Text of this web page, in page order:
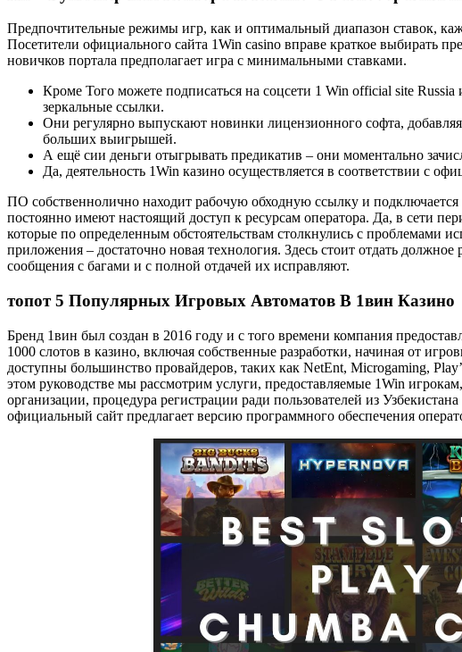
Предпочтительные режимы игр, как и оптимальный диапазон ставок,
Посетители официального сайта 1Win casino вправе краткое выбирать
новичков портала предполагает игра с минимальными ставками.
Кроме Того можете подписаться на соцсети 1 Win official site
зеркальные ссылки.
Они регулярно выпускают новинки лицензионного софта,
больших выигрышей.
А ещё сии деньги отыгрывать предикатив – они моментально
Да, деятельность 1Win казино осуществляется в соответствии с
ПО собственнолично находит рабочую обходную ссылку и подключается
постоянно имеют настоящий доступ к ресурсам оператора. Да, в сети
которые по определенным обстоятельствам столкнулись с проблемами
приложения – достаточно новая технология. Здесь стоит отдать
сообщения с багами и с полной отдачей их исправляют.
топот 5 Популярных Игровых Автоматов В 1вин Казино
Бренд 1вин был создан в 2016 году и с того времени компания
1000 слотов в казино, включая собственные разработки, начиная от
доступны большинство провайдеров, таких как NetEnt, Microgaming,
этом руководстве мы рассмотрим услуги, предоставляемые 1Win
организации, процедура регистрации ради пользователей из
официальный сайт предлагает версию программного обеспечения